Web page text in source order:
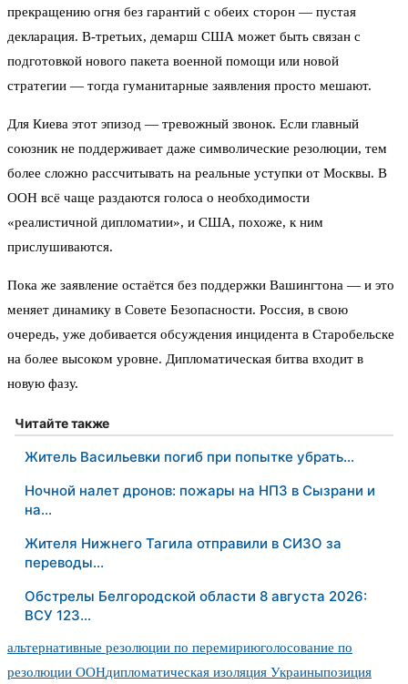
прекращению огня без гарантий с обеих сторон — пустая
декларация. В-третьих, демарш США может быть связан с
подготовкой нового пакета военной помощи или новой
стратегии — тогда гуманитарные заявления просто мешают.
Для Киева этот эпизод — тревожный звонок. Если главный
союзник не поддерживает даже символические резолюции, тем
более сложно рассчитывать на реальные уступки от Москвы. В
ООН всё чаще раздаются голоса о необходимости
«реалистичной дипломатии», и США, похоже, к ним
прислушиваются.
Пока же заявление остаётся без поддержки Вашингтона — и это
меняет динамику в Совете Безопасности. Россия, в свою
очередь, уже добивается обсуждения инцидента в Старобельске
на более высоком уровне. Дипломатическая битва входит в
новую фазу.
Читайте также
Житель Васильевки погиб при попытке убрать…
Ночной налет дронов: пожары на НПЗ в Сызрани и
на…
Жителя Нижнего Тагила отправили в СИЗО за
переводы…
Обстрелы Белгородской области 8 августа 2026:
ВСУ 123…
альтернативные резолюции по перемириюголосование по
резолюции ООНдипломатическая изоляция Украиныпозиция